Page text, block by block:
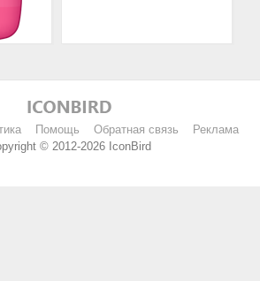
Помощь Обратная связь
Реклама
© 2012-2026 IconBird